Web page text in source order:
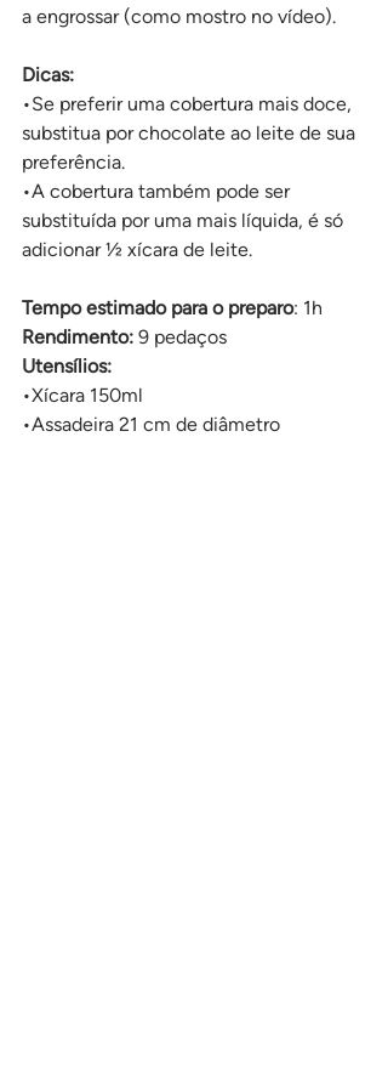
a engrossar (como mostro no vídeo).
Dicas:
•Se preferir uma cobertura mais doce,
substitua por chocolate ao leite de sua
preferência.
•A cobertura também pode ser
substituída por uma mais líquida, é só
adicionar ½ xícara de leite.
Tempo estimado para o preparo: 1h
Rendimento: 9 pedaços
Utensílios:
•Xícara 150ml
•Assadeira 21 cm de diâmetro